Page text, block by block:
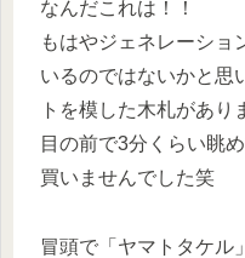
なんだこれは！！
もはやジェネレーショ
いるのではないかと思
トを模した木札があり
目の前で3分くらい眺
買いませんでした笑
冒頭で「ヤマトタケル